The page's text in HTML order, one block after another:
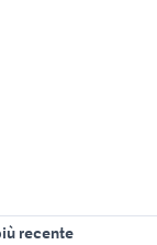
recente